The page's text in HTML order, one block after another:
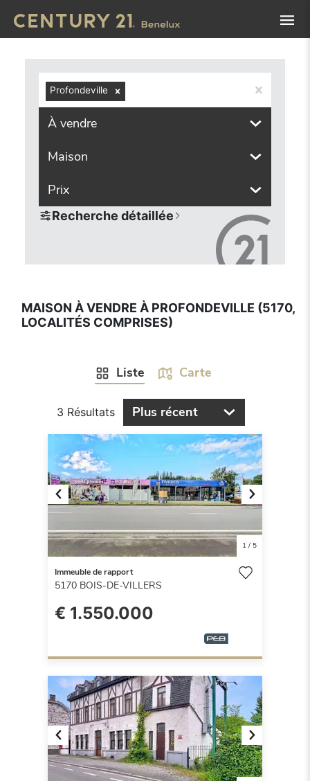
Profondeville
À vendre
Maison
Prix
Recherche détaillée
MAISON À VENDRE À PROFONDEVILLE (5170,
LOCALITÉS COMPRISES)
Liste Carte
3 Résultats Plus récent
Previous Next
1/ 5
Immeuble de rapport
5170 BOIS-DE-VILLERS
€ 1.550.000
Previous Next